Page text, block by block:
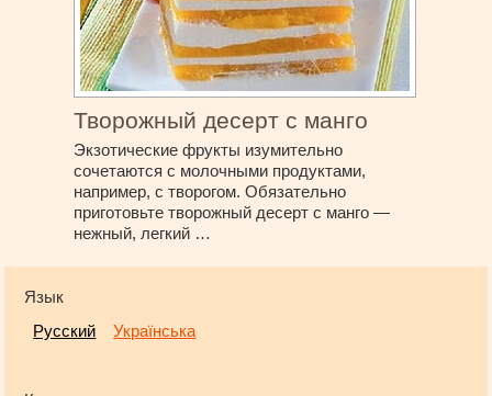
Творожный десерт с манго
Экзотические фрукты изумительно
сочетаются с молочными продуктами,
например, с творогом. Обязательно
приготовьте творожный десерт с манго —
нежный, легкий …
Язык
Русский
Українська